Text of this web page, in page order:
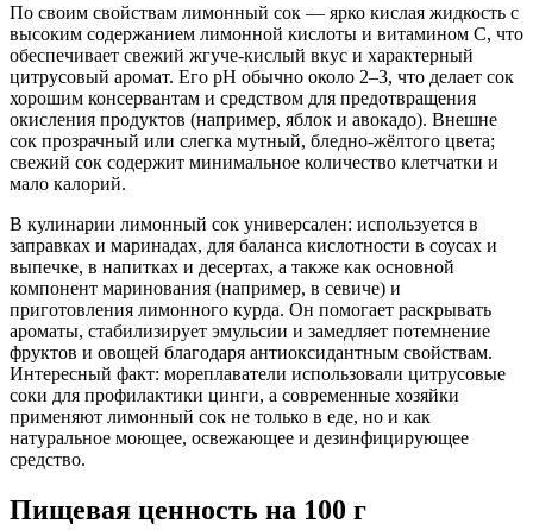
По своим свойствам лимонный сок — ярко кислая жидкость с
высоким содержанием лимонной кислоты и витамином C, что
обеспечивает свежий жгуче-кислый вкус и характерный
цитрусовый аромат. Его pH обычно около 2–3, что делает сок
хорошим консервантам и средством для предотвращения
окисления продуктов (например, яблок и авокадо). Внешне
сок прозрачный или слегка мутный, бледно-жёлтого цвета;
свежий сок содержит минимальное количество клетчатки и
мало калорий.
В кулинарии лимонный сок универсален: используется в
заправках и маринадах, для баланса кислотности в соусах и
выпечке, в напитках и десертах, а также как основной
компонент маринования (например, в севиче) и
приготовления лимонного курда. Он помогает раскрывать
ароматы, стабилизирует эмульсии и замедляет потемнение
фруктов и овощей благодаря антиоксидантным свойствам.
Интересный факт: мореплаватели использовали цитрусовые
соки для профилактики цинги, а современные хозяйки
применяют лимонный сок не только в еде, но и как
натуральное моющее, освежающее и дезинфицирующее
средство.
Пищевая ценность на 100 г